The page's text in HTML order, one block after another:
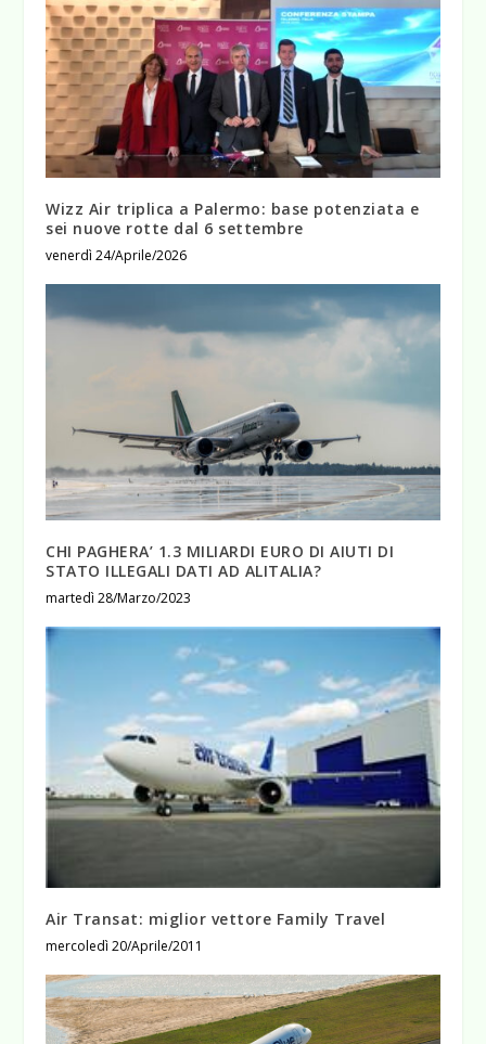
Wizz Air triplica a Palermo: base potenziata e
sei nuove rotte dal 6 settembre
venerdì 24/Aprile/2026
CHI PAGHERA’ 1.3 MILIARDI EURO DI AIUTI DI
STATO ILLEGALI DATI AD ALITALIA?
martedì 28/Marzo/2023
Air Transat: miglior vettore Family Travel
mercoledì 20/Aprile/2011